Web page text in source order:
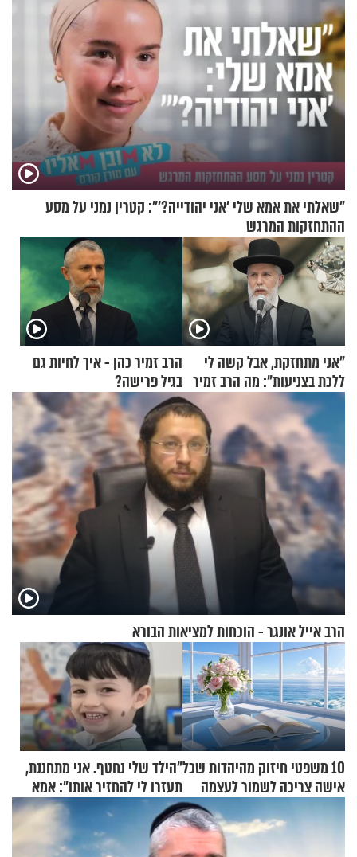
"שאלתי את אמא שלי 'אני יהודייה?'": קטרין נמני על מסע
ההתחזקות המרגש
"אני מתחזקת, אבל קשה לי
ללכת בצניעות": מה הרב זמיר
כהן המליץ לה לעשות?
הרב זמיר כהן - איך לחיות גם
בגיל פרישה?
הרב אייל אונגר - הוכחות למציאות הבורא
10 משפטי חיזוק מהיהדות שכל
אישה צריכה לשמור לעצמה
"הילד שלי נחטף. אני מתחננת,
תעזרו לי להחזיר אותו": אמא
של יובל בן ה-4 בריאיון דומע